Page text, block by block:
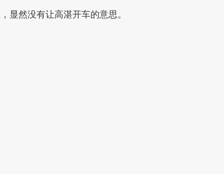
显然没有让高湛开车的意思。